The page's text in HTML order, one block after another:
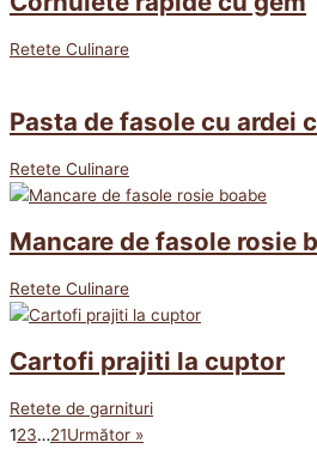
Retete Culinare
Pasta de fasole cu ardei
Retete Culinare
Mancare de fasole rosie
Retete Culinare
Cartofi prajiti la cuptor
Retete de garnituri
123…21Următor »